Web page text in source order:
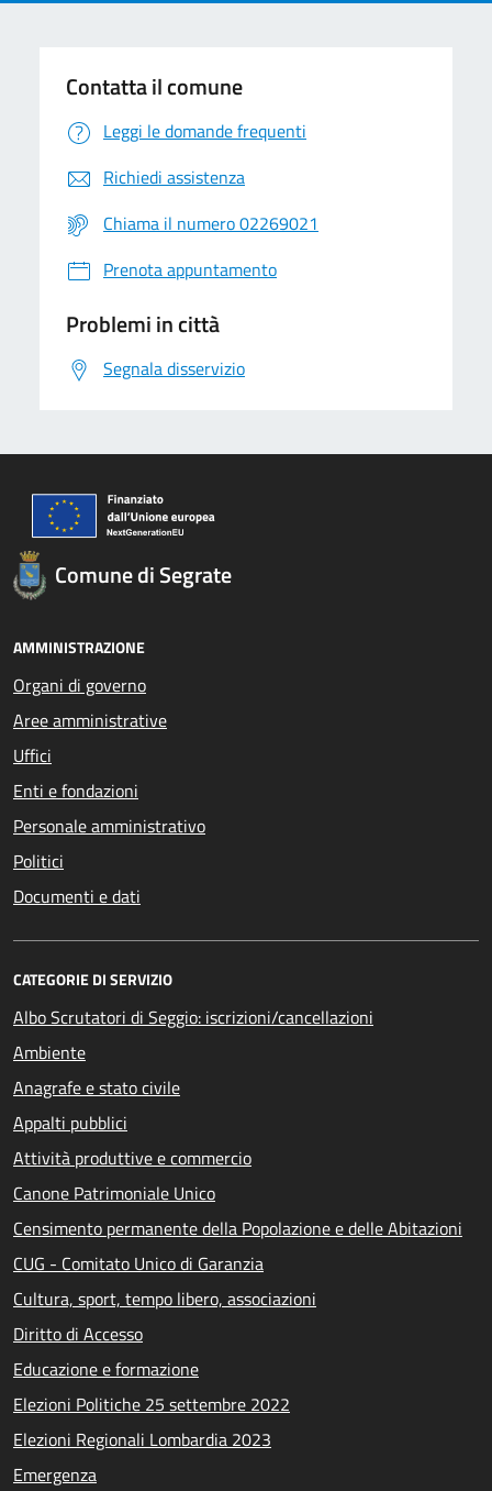
Contatta il comune
Leggi le domande frequenti
Richiedi assistenza
Chiama il numero 02269021
Prenota appuntamento
Problemi in città
Segnala disservizio
Comune di Segrate
AMMINISTRAZIONE
Organi di governo
Aree amministrative
Uffici
Enti e fondazioni
Personale amministrativo
Politici
Documenti e dati
CATEGORIE DI SERVIZIO
Albo Scrutatori di Seggio: iscrizioni/cancellazioni
Ambiente
Anagrafe e stato civile
Appalti pubblici
Attività produttive e commercio
Canone Patrimoniale Unico
Censimento permanente della Popolazione e delle Abitazioni
CUG - Comitato Unico di Garanzia
Cultura, sport, tempo libero, associazioni
Diritto di Accesso
Educazione e formazione
Elezioni Politiche 25 settembre 2022
Elezioni Regionali Lombardia 2023
Emergenza